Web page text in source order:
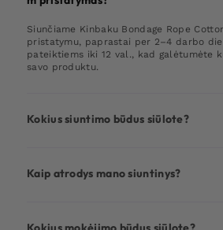
Siunčiame Kinbaku Bondage Rope
pristatymu, paprastai per 2–4 darbo
pateiktiems iki 12 val., kad galėtumėte
savo produktu.
Kokius siuntimo būdus siūlote?
Kaip atrodys mano siuntinys?